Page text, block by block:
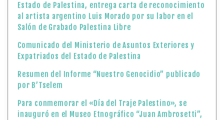
Estado de Palestina, entrega carta de reconocimiento
al artista argentino Luis Morado por su labor en el
Salón de Grabado Palestina Libre
Comunicado del Ministerio de Asuntos Exteriores y
Expatriados del Estado de Palestina
Resumen del Informe “Nuestro Genocidio” publicado
por B’Tselem
Para conmemorar el «Día del Traje Palestino», se
inauguró en el Museo Etnográfico “Juan Ambrosetti”,